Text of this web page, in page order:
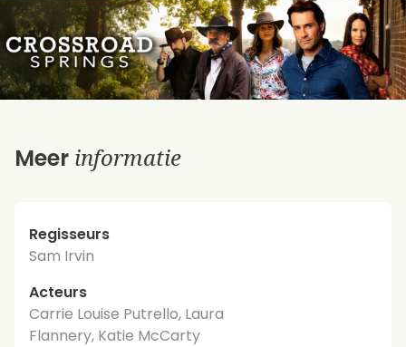
Meer informatie
Regisseurs
Sam Irvin
Acteurs
Carrie Louise Putrello, Laura
Flannery, Katie McCarty